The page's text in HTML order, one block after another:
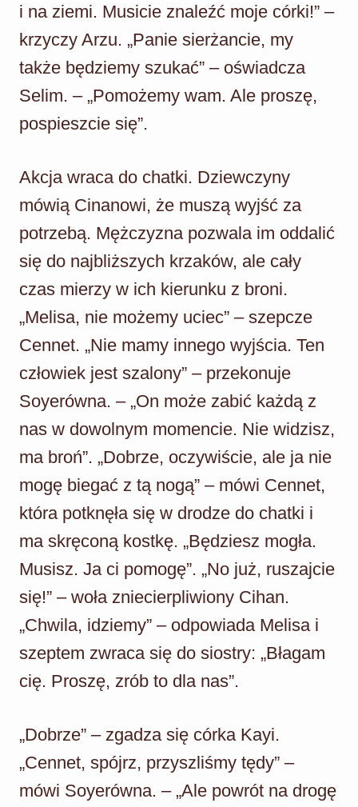
i na ziemi. Musicie znaleźć moje córki!” –
krzyczy Arzu. „Panie sierżancie, my
także będziemy szukać” – oświadcza
Selim. – „Pomożemy wam. Ale proszę,
pospieszcie się”.
Akcja wraca do chatki. Dziewczyny
mówią Cinanowi, że muszą wyjść za
potrzebą. Mężczyzna pozwala im oddalić
się do najbliższych krzaków, ale cały
czas mierzy w ich kierunku z broni.
„Melisa, nie możemy uciec” – szepcze
Cennet. „Nie mamy innego wyjścia. Ten
człowiek jest szalony” – przekonuje
Soyerówna. – „On może zabić każdą z
nas w dowolnym momencie. Nie widzisz,
ma broń”. „Dobrze, oczywiście, ale ja nie
mogę biegać z tą nogą” – mówi Cennet,
która potknęła się w drodze do chatki i
ma skręconą kostkę. „Będziesz mogła.
Musisz. Ja ci pomogę”. „No już, ruszajcie
się!” – woła zniecierpliwiony Cihan.
„Chwila, idziemy” – odpowiada Melisa i
szeptem zwraca się do siostry: „Błagam
cię. Proszę, zrób to dla nas”.
„Dobrze” – zgadza się córka Kayi.
„Cennet, spójrz, przyszliśmy tędy” –
mówi Soyerówna. – „Ale powrót na drogę